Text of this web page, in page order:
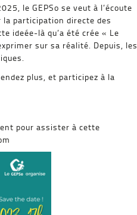
le GEPSo se veut à l’écoute
participation directe des
ideée-là qu’a été crée « Le
sur sa réalité. Depuis, les
plus, et participez à la
pour assister à cette